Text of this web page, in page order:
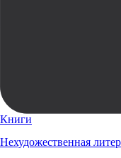
Книги
Нехудожественная